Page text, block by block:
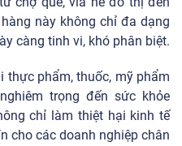
này không chỉ đa dạng
càng tinh vi, khó phân biệt.
thực phẩm, thuốc, mỹ phẩm
trọng đến sức khỏe
chỉ làm thiệt hại kinh tế
cho các doanh nghiệp chân